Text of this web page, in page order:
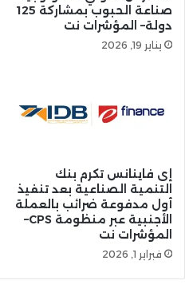
صناعة الحبوب بمشاركة 125
دولة– المؤشرات نت
يناير 19, 2026
إى فاينانس تكرم بنك
التنمية الصناعية بعد تنفيذ
أول مدفوعة ضرائب بالعملة
الأجنبية عبر منظومة CPS–
المؤشرات نت
فبراير 1, 2026